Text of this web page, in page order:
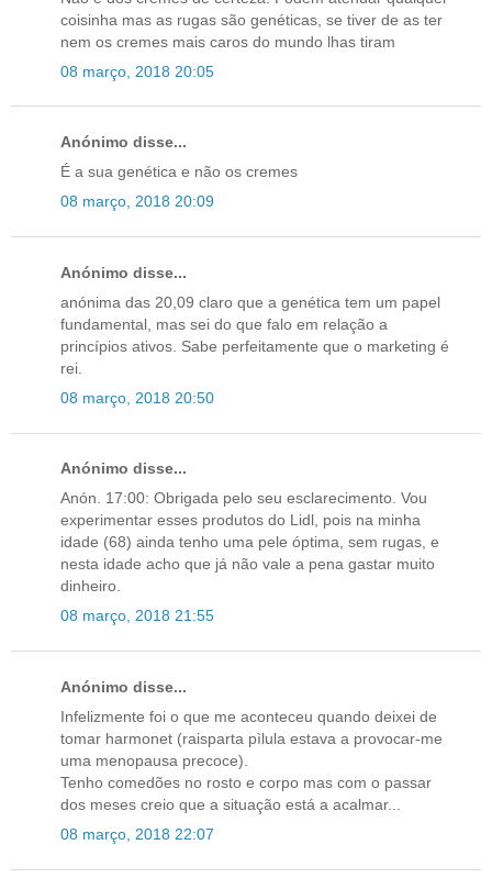
coisinha mas as rugas são genéticas, se tiver de as ter
nem os cremes mais caros do mundo lhas tiram
08 março, 2018 20:05
Anónimo disse...
É a sua genética e não os cremes
08 março, 2018 20:09
Anónimo disse...
anónima das 20,09 claro que a genética tem um papel
fundamental, mas sei do que falo em relação a
princípios ativos. Sabe perfeitamente que o marketing é
rei.
08 março, 2018 20:50
Anónimo disse...
Anón. 17:00: Obrigada pelo seu esclarecimento. Vou
experimentar esses produtos do Lidl, pois na minha
idade (68) ainda tenho uma pele óptima, sem rugas, e
nesta idade acho que já não vale a pena gastar muito
dinheiro.
08 março, 2018 21:55
Anónimo disse...
Infelizmente foi o que me aconteceu quando deixei de
tomar harmonet (raisparta pìlula estava a provocar-me
uma menopausa precoce).
Tenho comedões no rosto e corpo mas com o passar
dos meses creio que a situação está a acalmar...
08 março, 2018 22:07